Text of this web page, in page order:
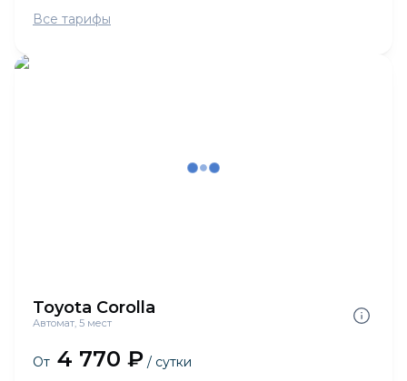
Все тарифы
Toyota Corolla
Автомат, 5 мест
От 4 770 ₽ / сутки